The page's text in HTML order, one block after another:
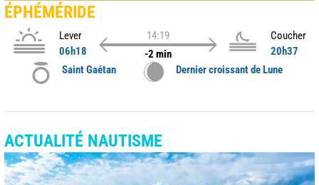
ÉPHÉMÉRIDE
Lever
06h18
14:19
-2 min
Coucher
20h37
Saint Gaétan
Dernier croissant de Lune
ACTUALITÉ NAUTISME